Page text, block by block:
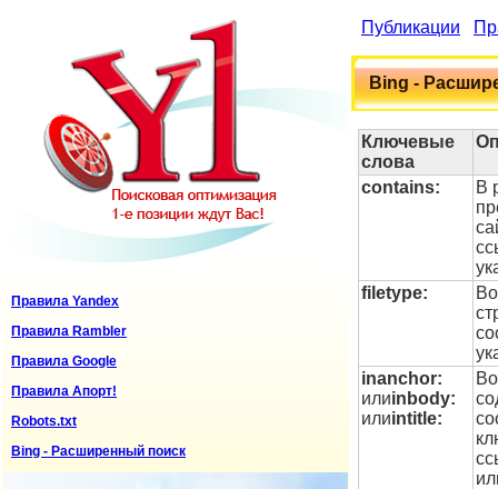
Правила Yandex
Правила Rambler
Правила Google
Правила Апорт!
Robots.txt
Bing - Расширенный поиск
Публикации
Bing -
Ключевые
слова
contains:
В
filetype:
inanchor:
илиinbody:
илиintitle: